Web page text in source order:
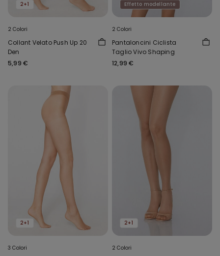
2+1
2 Colori
Collant Velato Push Up 20
Den
5,99 €
Effetto modellante
2 Colori
Pantaloncini Ciclista
Taglio Vivo Shaping
12,99 €
2+1
3 Colori
2+1
2 Colori